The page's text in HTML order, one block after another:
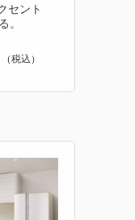
セント
。